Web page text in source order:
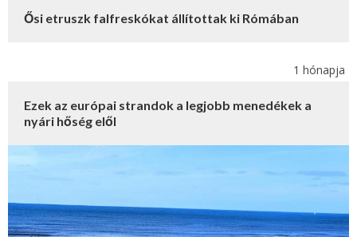
Ősi etruszk falfreskókat állítottak ki Rómában
1 hónapja
Ezek az európai strandok a legjobb menedékek a
nyári hőség elől